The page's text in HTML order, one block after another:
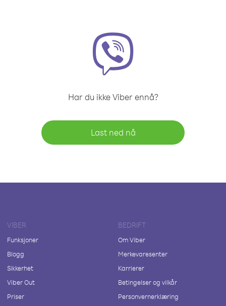
Har du ikke Viber ennå?
Last ned nå
VIBER
Funksjoner
Blogg
Sikkerhet
Viber Out
Priser
BEDRIFT
Om Viber
Merkevaresenter
Karrierer
Betingelser og vilkår
Personvernerklæring